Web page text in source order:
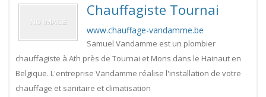
Chauffagiste Tournai
www.chauffage-vandamme.be
Samuel Vandamme est un plombier
chauffagiste à Ath près de Tournai et Mons dans le Hainaut en
Belgique. L'entreprise Vandamme réalise l'installation de votre
chauffage et sanitaire et climatisation